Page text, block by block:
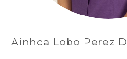
Ainhoa Lobo Perez